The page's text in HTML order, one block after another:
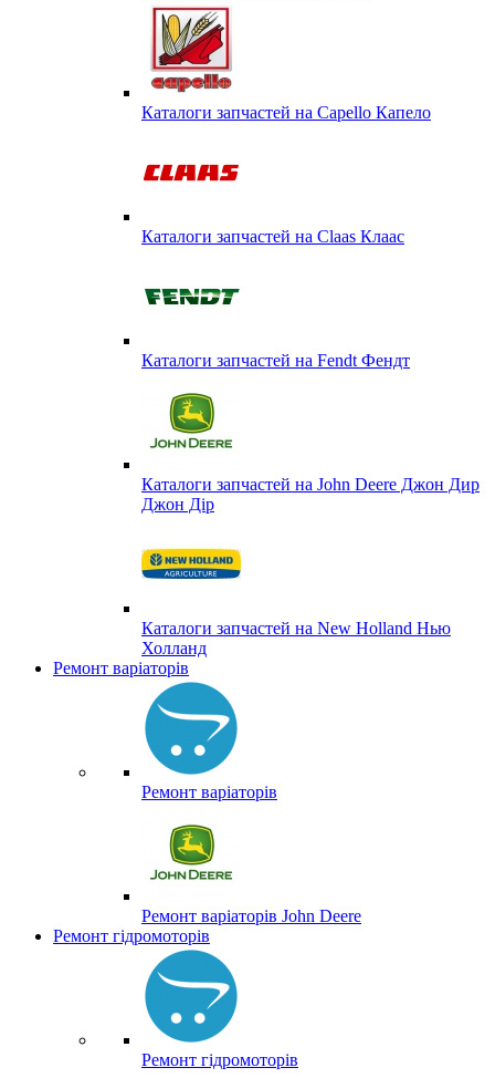
Каталоги запчастей на Capello Капело
Каталоги запчастей на Claas Клаас
Каталоги запчастей на Fendt Фендт
Каталоги запчастей на John Deere Джон Дир
Джон Дір
Каталоги запчастей на New Holland Нью
Холланд
Ремонт варіаторів
Ремонт варіаторів
Ремонт варіаторів John Deere
Ремонт гідромоторів
Ремонт гідромоторів